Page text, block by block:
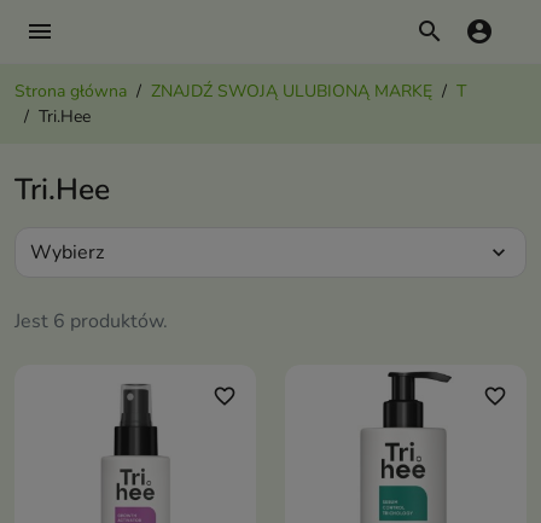
menu search account_circle
Strona główna ZNAJDŹ SWOJĄ ULUBIONĄ MARKĘ
T
Tri.Hee
Tri.Hee
Jest 6 produktów.
Wybierz expand_more
favorite_border favorite_border